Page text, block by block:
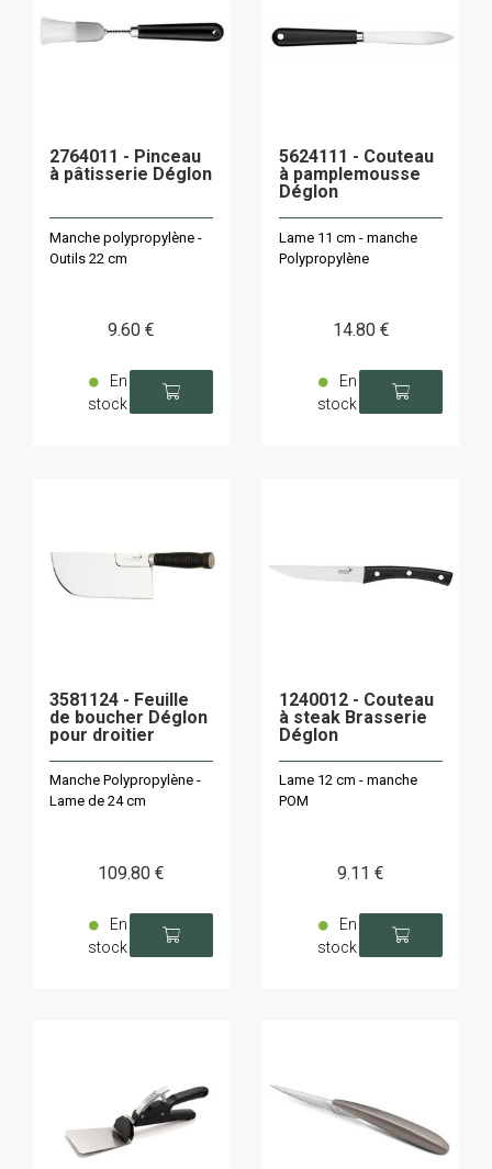
2764011 - Pinceau
à pâtisserie Déglon
Manche polypropylène -
Outils 22 cm
9.60 €
En
stock
5624111 - Couteau
à pamplemousse
Déglon
Lame 11 cm - manche
Polypropylène
14.80 €
En
stock
3581124 - Feuille
de boucher Déglon
pour droitier
Manche Polypropylène -
Lame de 24 cm
109.80 €
En
stock
1240012 - Couteau
à steak Brasserie
Déglon
Lame 12 cm - manche
POM
9.11 €
En
stock